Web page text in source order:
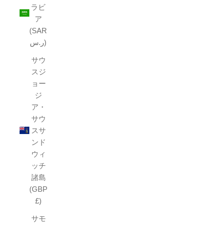
ラビ
ア
(SAR
ر.س)
サウ
スジ
ョー
ジ
ア・
サウ
スサ
ンド
ウィ
ッチ
諸島
(GBP
£)
サモ